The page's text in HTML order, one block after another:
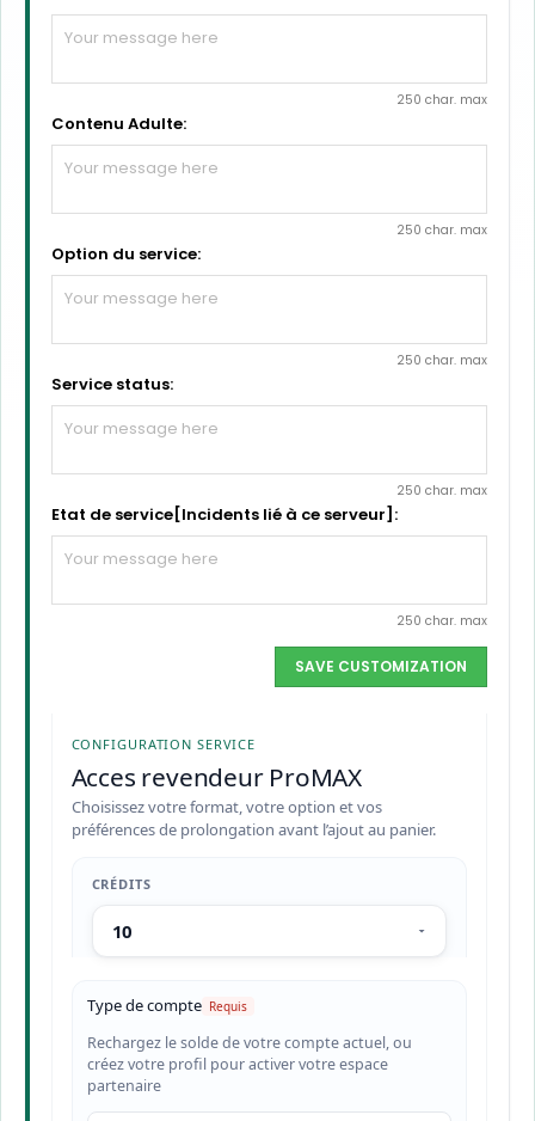
250 char. max
Contenu Adulte:
250 char. max
Option du service:
250 char. max
Service status:
250 char. max
Etat de service[Incidents lié à ce serveur]:
250 char. max
SAVE CUSTOMIZATION
CONFIGURATION SERVICE
Acces revendeur ProMAX
Choisissez votre format, votre option et vos
préférences de prolongation avant l’ajout au panier.
CRÉDITS
Type de compte
Rechargez le solde de votre compte actuel, ou
créez votre profil pour activer votre espace
partenaire